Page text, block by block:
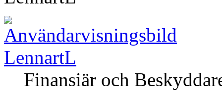
LennartL
Finansiär och